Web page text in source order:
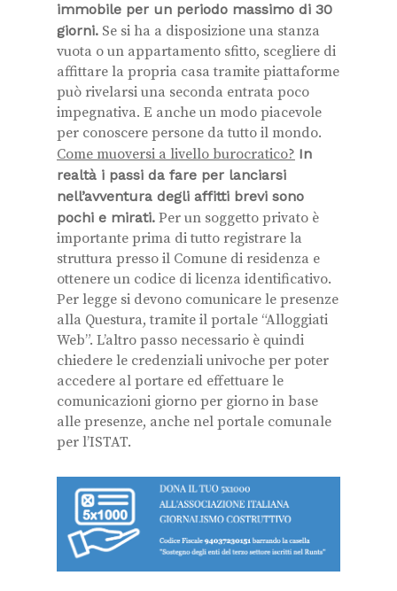
immobile per un periodo massimo di 30
giorni. Se si ha a disposizione una stanza
vuota o un appartamento sfitto, scegliere di
affittare la propria casa tramite piattaforme
può rivelarsi una seconda entrata poco
impegnativa. E anche un modo piacevole
per conoscere persone da tutto il mondo.
Come muoversi a livello burocratico? In
realtà i passi da fare per lanciarsi
nell’avventura degli affitti brevi sono
pochi e mirati. Per un soggetto privato è
importante prima di tutto registrare la
struttura presso il Comune di residenza e
ottenere un codice di licenza identificativo.
Per legge si devono comunicare le presenze
alla Questura, tramite il portale “Alloggiati
Web”. L’altro passo necessario è quindi
chiedere le credenziali univoche per poter
accedere al portare ed effettuare le
comunicazioni giorno per giorno in base
alle presenze, anche nel portale comunale
per l’ISTAT.